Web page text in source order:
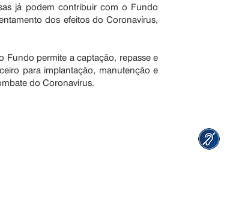
já podem contribuir com o Fundo
dos efeitos do Coronavírus,
Fundo permite a captação, repasse e
para implantação, manutenção e
do Coronavírus.